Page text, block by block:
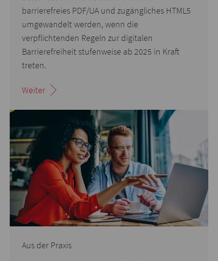
barrierefreies PDF/UA und zugängliches HTML5
umgewandelt werden, wenn die
verpflichtenden Regeln zur digitalen
Barrierefreiheit stufenweise ab 2025 in Kraft
treten.
Weiter
Aus der Praxis